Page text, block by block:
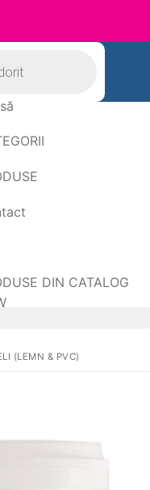
DIN CATALOG
(LEMN & PVC)